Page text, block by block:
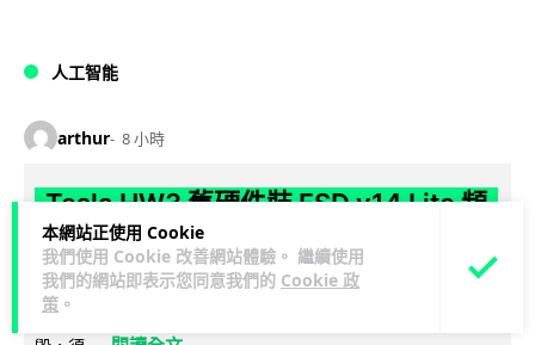
本網站正使用 Cookie
我們使用 Cookie 改善網站體驗。 繼續使用
我們的網站即表示您同意我們的 Cookie 政
策 。
人工智能
arthur 8 小時
Tesla HW3 舊硬件裝 FSD v14 Lite 頻
現過熱 部分電腦損毀車主須自費維修
Tesla 向 HW3 舊車款推送 FSD v14 Lite 系統，引發大量車主反
映自動駕駛電腦嚴重過熱，部分更觸發高溫保護甚至直接燒